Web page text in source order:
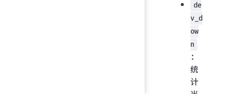
de
v_d
ow
n
：
统
计